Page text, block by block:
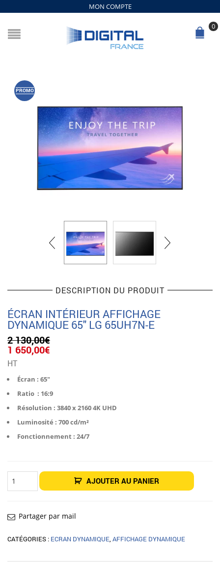
MON COMPTE
0
PROMO
DESCRIPTION DU PRODUIT
ÉCRAN INTÉRIEUR AFFICHAGE
DYNAMIQUE 65″ LG 65UH7N-E
2 130,00€
Le
prix
initial
était :
130,00€.
1 650,00€
est :
1
650,00€.
HT
Écran : 65″
Ratio : 16:9
Résolution : 3840 x 2160 4K UHD
Luminosité : 700 cd/m²
Fonctionnement : 24/7
quantité
de
65"
LG
E
AJOUTER AU PANIER
Partager par mail
CATÉGORIES : ECRAN DYNAMIQUE, AFFICHAGE DYNAMIQUE